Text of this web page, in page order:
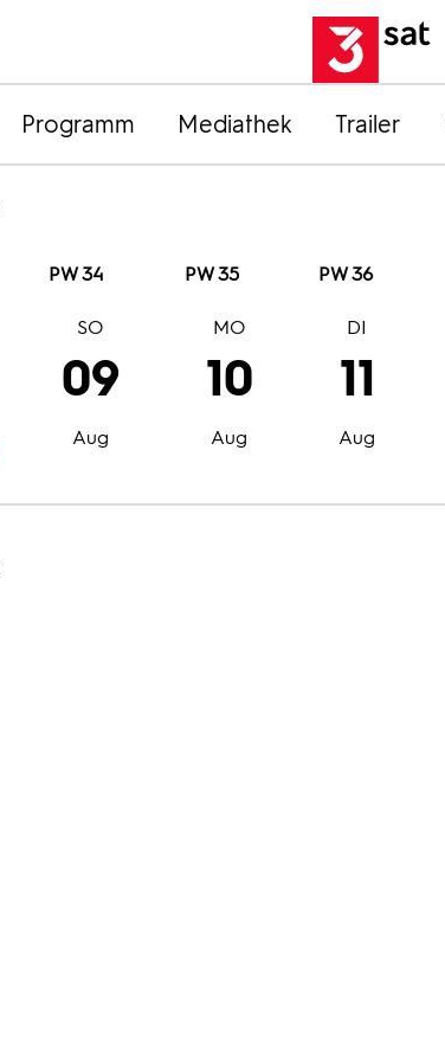
Programm Mediathek Trailer
PW 34 PW 35 PW 36
09
Aug
SO
10
Aug
MO
11
Aug
DI